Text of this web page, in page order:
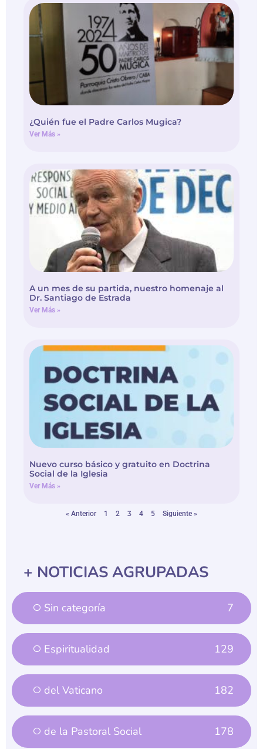
¿Quién fue el Padre Carlos Mugica?
Ver Más »
A un mes de su partida, nuestro homenaje al
Dr. Santiago de Estrada
Ver Más »
Nuevo curso básico y gratuito en Doctrina
Social de la Iglesia
Ver Más »
« Anterior 1 2 3 4 5 Siguiente »
+ NOTICIAS AGRUPADAS
Sin categoría 7
Espiritualidad 129
del Vaticano 182
de la Pastoral Social 178